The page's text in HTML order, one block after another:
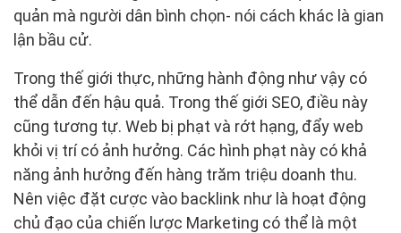
quản mà người dân bình chọn- nói cách khác là gian
lận bầu cử.
Trong thế giới thực, những hành động như vậy có
thể dẫn đến hậu quả. Trong thế giới SEO, điều này
cũng tương tự. Web bị phạt và rớt hạng, đẩy web
khỏi vị trí có ảnh hưởng. Các hình phạt này có khả
năng ảnh hưởng đến hàng trăm triệu doanh thu.
Nên việc đặt cược vào backlink như là hoạt động
chủ đạo của chiến lược Marketing có thể là một